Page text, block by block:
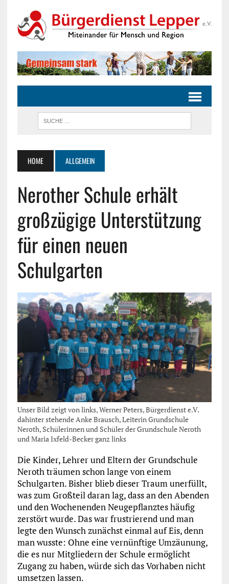
HOME ALLGEMEIN
Nerother Schule erhält
großzügige Unterstützung
für einen neuen
Schulgarten
Unser Bild zeigt von links, Werner Peters, Bürgerdienst e.V.
dahinter stehende Anke Brausch, Leiterin Grundschule
Neroth, Schülerinnen und Schüler der Grundschule Neroth
und Maria Ixfeld-Becker ganz links
Die Kinder, Lehrer und Eltern der Grundschule
Neroth träumen schon lange von einem
Schulgarten. Bisher blieb dieser Traum unerfüllt,
was zum Großteil daran lag, dass an den Abenden
und den Wochenenden Neugepflanztes häufig
zerstört wurde.Das war frustrierend und man
legte den Wunsch zunächst einmal auf Eis, denn
man wusste: Ohne eine vernünftige Umzäunung,
die es nur Mitgliedern der Schule ermöglicht
Zugang zu haben, würde sich das Vorhaben nicht
umsetzen lassen.